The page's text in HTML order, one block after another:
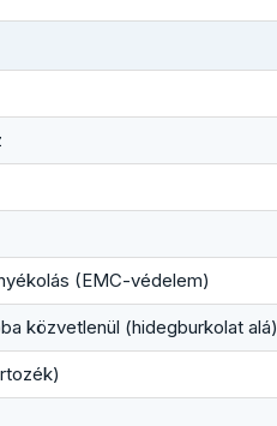
(EMC-védelem)
közvetlenül (hidegburkolat alá)